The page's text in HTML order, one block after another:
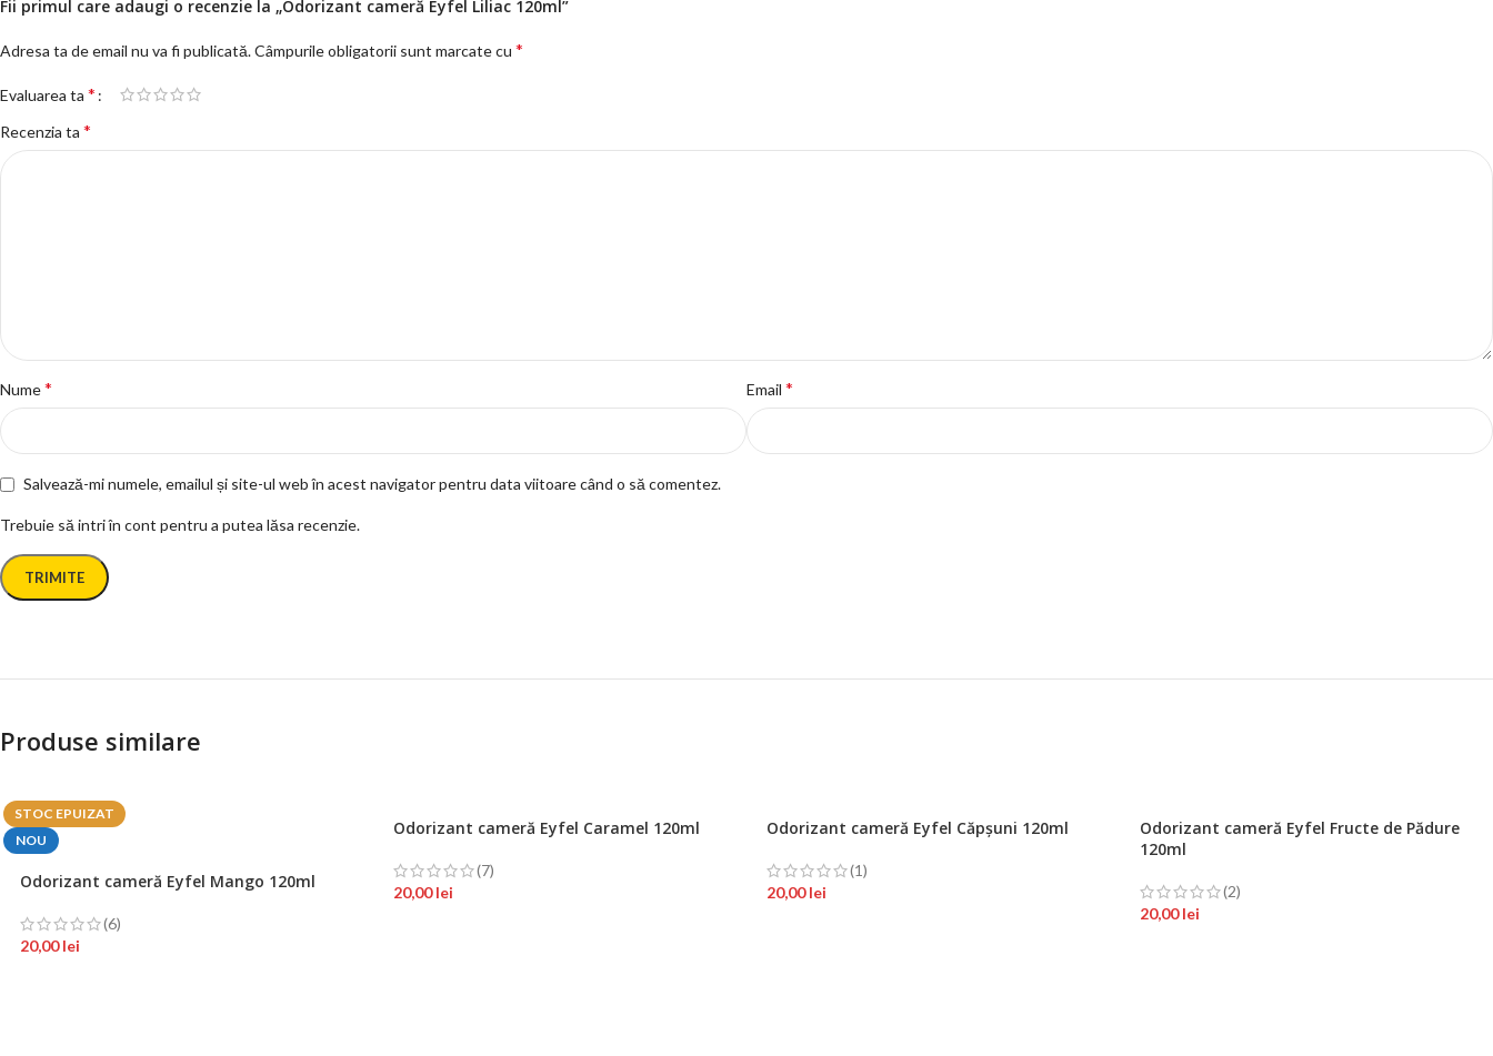
Fii primul care adaugi o recenzie la „Odorizant cameră Eyfel Liliac 120ml”
Adresa ta de email nu va fi publicată.Câmpurile obligatorii sunt marcate cu *
Evaluarea ta *
Recenzia ta *
Nume* Email *
Salvează-mi numele, emailul și site-ul web în acest navigator pentru data viitoare când o să comentez.
Trebuie să intri în cont pentru a putea lăsa recenzie.
Produse similare
STOC EPUIZAT
NOU
Odorizant cameră Eyfel Mango 120ml
(6)
20,00lei
Odorizant cameră Eyfel Caramel 120ml
(7)
20,00lei
Odorizant cameră Eyfel Căpșuni 120ml
(1)
20,00lei
Odorizant cameră Eyfel Fructe de Pădure
120ml
(2)
20,00lei